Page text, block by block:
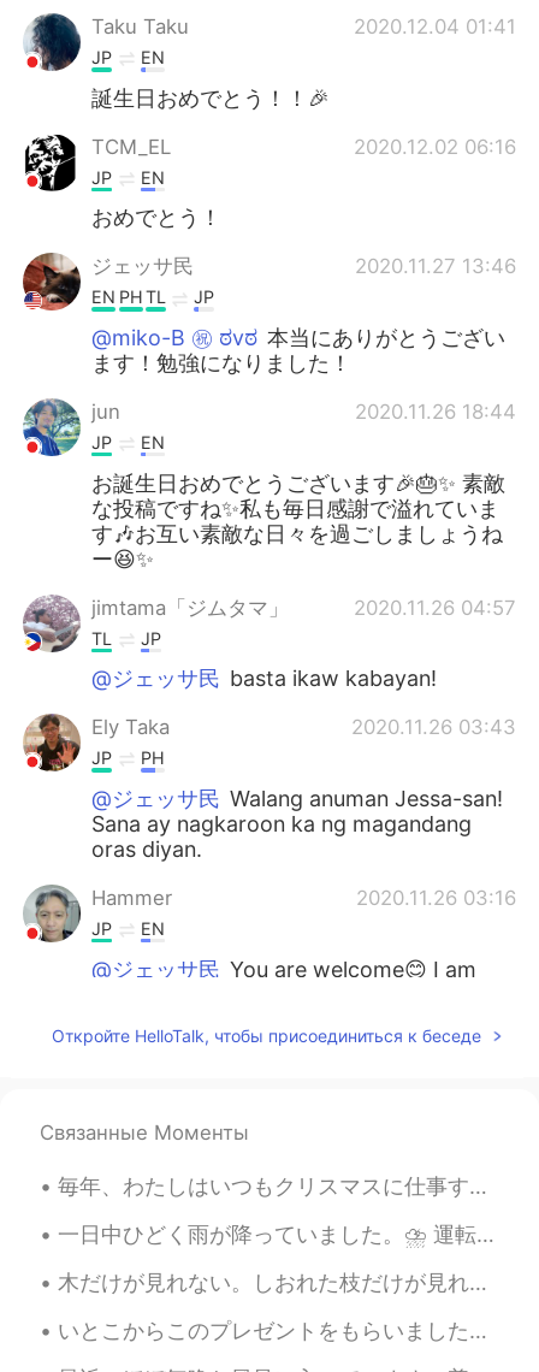
Taku Taku 2020.12.04 01:41
JP EN
誕生日おめでとう！！🎉
TCM_EL 2020.12.02 06:16
JP EN
おめでとう！
ジェッサ民 2020.11.27 13:46
EN PHTL JP
@miko-B ㊗️ ಠvಠ 本当にありがとうござい
ます！勉強になりました！
jun 2020.11.26 18:44
JP EN
お誕生日おめでとうございます🎉🎂✨ 素敵
な投稿ですね✨私も毎日感謝で溢れていま
す🎶お互い素敵な日々を過ごしましょうね
ー😆✨
jimtama「ジムタマ」 2020.11.26 04:57
TL JP
@ジェッサ民 basta ikaw kabayan!
Ely Taka 2020.11.26 03:43
JP PH
@ジェッサ民 Walang anuman Jessa-san!
Sana ay nagkaroon ka ng magandang
oras diyan.
Hammer 2020.11.26 03:16
JP EN
@ジェッサ民 You are welcome😊 I am
ジェッサ民 2020.11.26 03:15
EN PHTL JP
@Koji直してくれてありがとうございま
ENPH TL JP
Откройте HelloTalk, чтобы присоединиться к беседе
Связанные Моменты
毎年、わたしはいつもクリスマスに仕事するを選びます。クリスマスにはいつも寂しい感じて、その感じを忘れるため、仕事してます。 仕事は鎮痛剤そうです。一時的に助けます。 家に帰る時間ように、鎮痛剤の...
一日中ひどく雨が降っていました。⛈ 運転するのはちょっと大変でした。😖 「Beef Mami」と言うフィリピンの料理を作りました。🍲 こんな天気には、スープが完璧です！ねぎを入れて良かったです！...
木だけが見れない。しおれた枝だけが見れない。体には37兆個の細胞が見える。自分を愛するのことを考えるとき、自分用にプレゼントを買うのこととか、サロンに行くのこととか、バスタブでの静かな時間につい...
いとこからこのプレゼントをもらいました。彼は私が日本とたこ焼きが大好きを知ってるから。😂たこ焼きを作るのは簡単だとだと聞いたけどどどこから始めたらいいのかわかりません。😅助けてー 私へのプレゼ...